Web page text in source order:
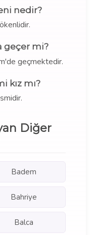
nedir?
geçer mi?
geçmektedir.
kız mı?
Diğer
Badem
Bahriye
Balca